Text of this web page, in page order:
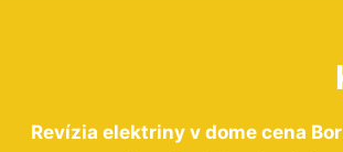
Revízia elektriny v dome cena